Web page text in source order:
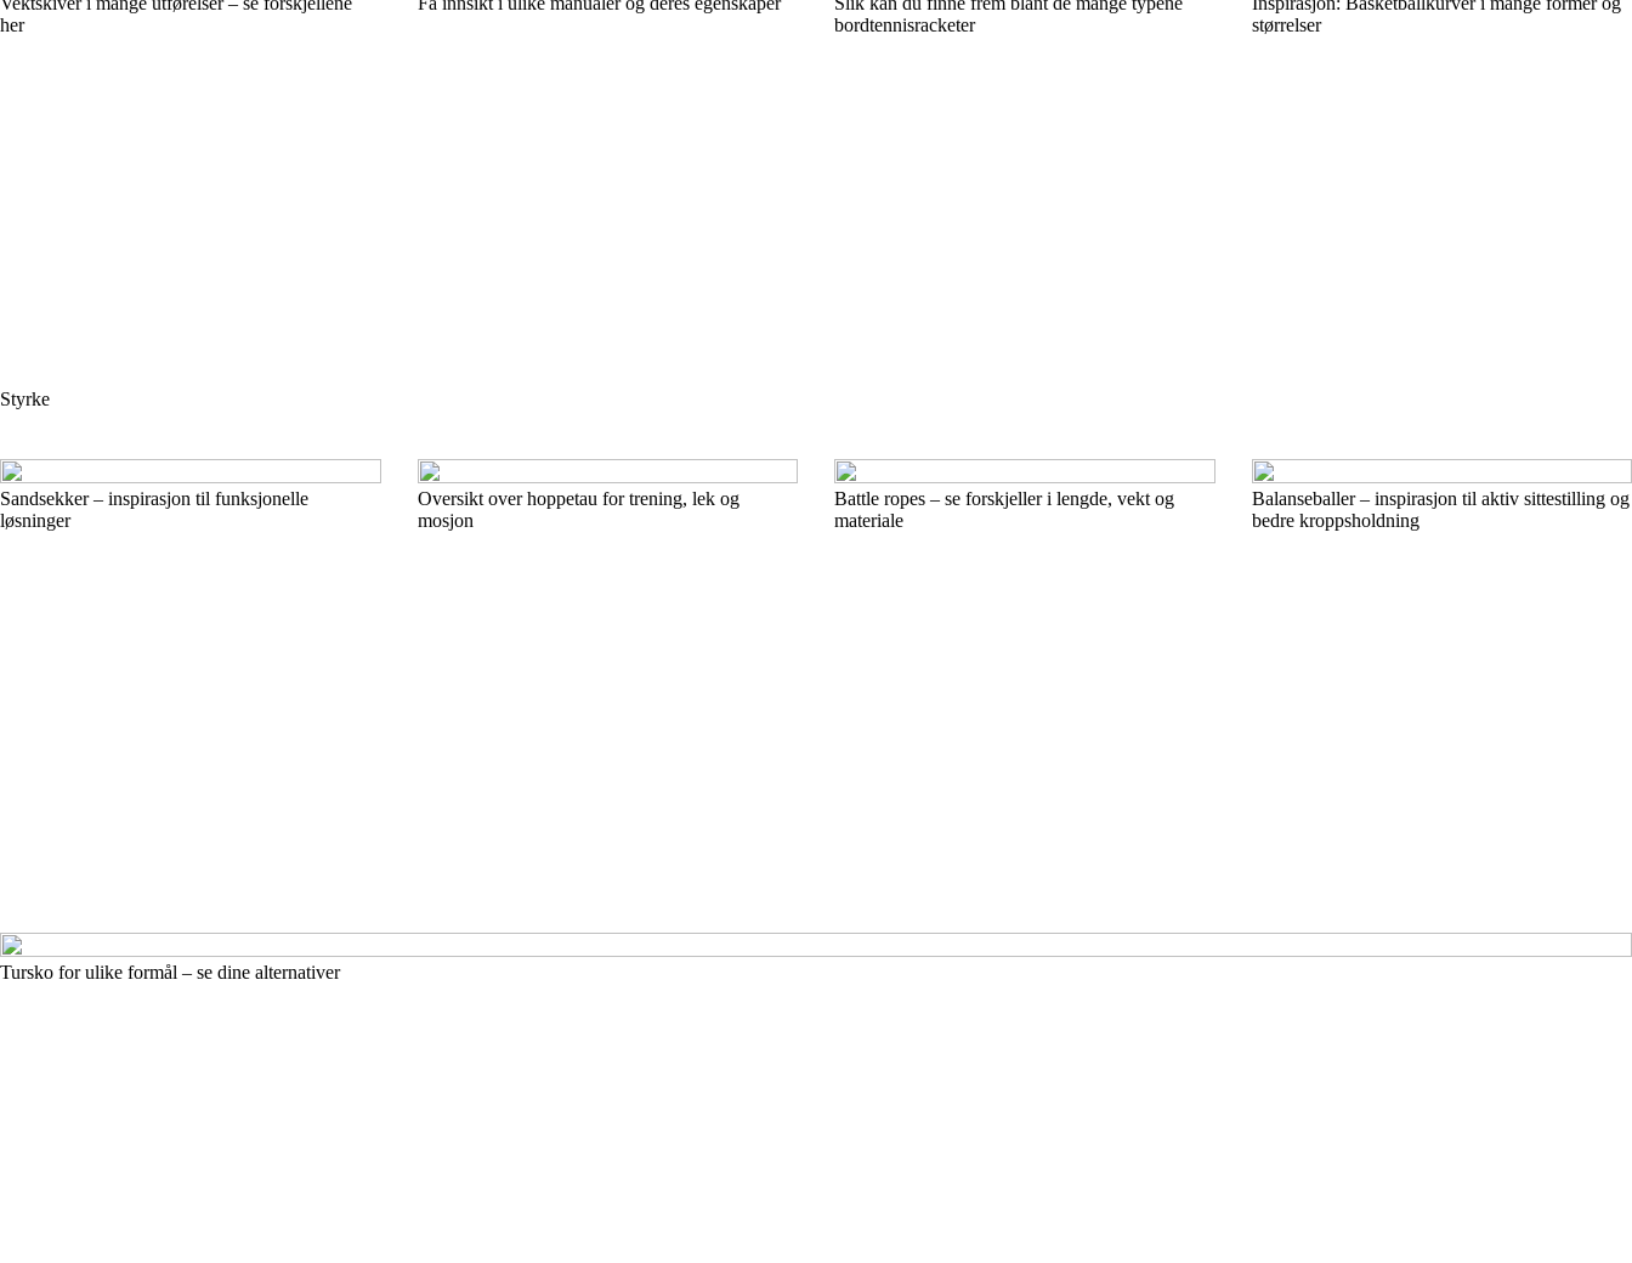
her
bordtennisracketer
størrelser
Styrke
Sandsekker – inspirasjon til funksjonelle
løsninger
Oversikt over hoppetau for trening, lek og
mosjon
Battle ropes – se forskjeller i lengde, vekt og
materiale
Balanseballer – inspirasjon til aktiv sittestilling og
bedre kroppsholdning
Tursko for ulike formål – se dine alternativer